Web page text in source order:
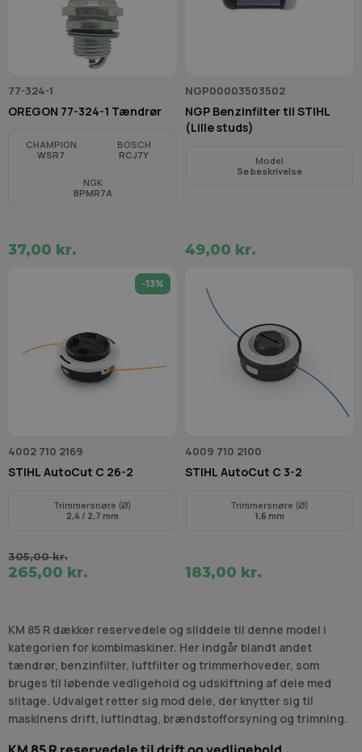
77-324-1
OREGON 77-324-1 Tændrør
CHAMPION
WSR7
BOSCH
RCJ7Y
NGK
BPMR7A
37,00 kr.
NGP00003503502
NGP Benzinfilter til STIHL
(Lille studs)
Model
Se beskrivelse
49,00 kr.
-13%
4002 710 2169
STIHL AutoCut C 26-2
Trimmersnøre (Ø)
2,4 / 2,7 mm
305,00 kr.
265,00 kr.
4009 710 2100
STIHL AutoCut C 3-2
Trimmersnøre (Ø)
1,6 mm
183,00 kr.
KM 85 R dækker reservedele og sliddele til denne model i
kategorien for kombimaskiner. Her indgår blandt andet
tændrør, benzinfilter, luftfilter og trimmerhoveder, som
bruges til løbende vedligehold og udskiftning af dele med
slitage. Udvalget retter sig mod dele, der knytter sig til
maskinens drift, luftindtag, brændstofforsyning og trimning.